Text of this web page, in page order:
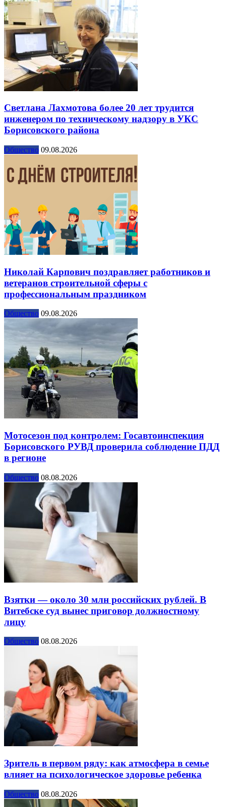
Светлана Лахмотова более 20 лет трудится
инженером по техническому надзору в УКС
Борисовского района
Общество 09.08.2026
Николай Карпович поздравляет работников и
ветеранов строительной сферы с
профессиональным праздником
Общество 09.08.2026
Мотосезон под контролем: Госавтоинспекция
Борисовского РУВД проверила соблюдение ПДД
в регионе
Общество 08.08.2026
Взятки — около 30 млн российских рублей. В
Витебске суд вынес приговор должностному
лицу
Общество 08.08.2026
Зритель в первом ряду: как атмосфера в семье
влияет на психологическое здоровье ребенка
Общество 08.08.2026